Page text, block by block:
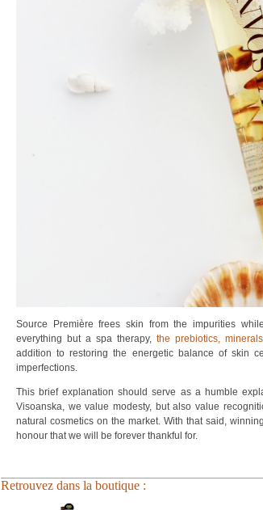
Source Première frees skin from the impurities
everything but a spa therapy, the prebiotics,
addition to restoring the energetic balance of skin
imperfections.
This brief explanation should serve as a humble
Visoanska, we value modesty, but also value
natural cosmetics on the market. With that said,
honour that we will be forever thankful for.
Retrouvez dans la boutique :